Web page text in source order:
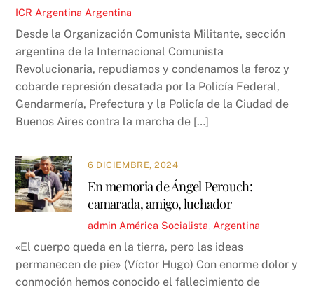
ICR Argentina Argentina
Desde la Organización Comunista Militante, sección
argentina de la Internacional Comunista
Revolucionaria, repudiamos y condenamos la feroz y
cobarde represión desatada por la Policía Federal,
Gendarmería, Prefectura y la Policía de la Ciudad de
Buenos Aires contra la marcha de […]
6 DICIEMBRE, 2024
En memoria de Ángel Perouch:
camarada, amigo, luchador
admin América Socialista Argentina
«El cuerpo queda en la tierra, pero las ideas
permanecen de pie» (Víctor Hugo) Con enorme dolor y
conmoción hemos conocido el fallecimiento de